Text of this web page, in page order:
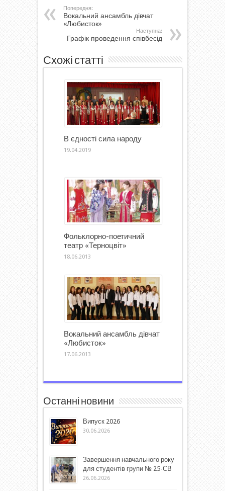
Попередня:
Вокальний ансамбль дівчат
«Любисток»
Наступна:
Графік проведення співбесід
Схожі статті
В єдності сила народу
19.04.2019
Фольклорно-поетичний
театр «Терноцвіт»
18.06.2013
Вокальний ансамбль дівчат
«Любисток»
17.06.2013
Останні новини
Випуск 2026
30.06.2026
Завершення навчального року
для студентів групи № 25-СВ
26.06.2026